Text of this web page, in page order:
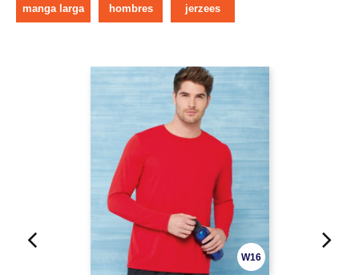
manga larga hombres jerzees
W16